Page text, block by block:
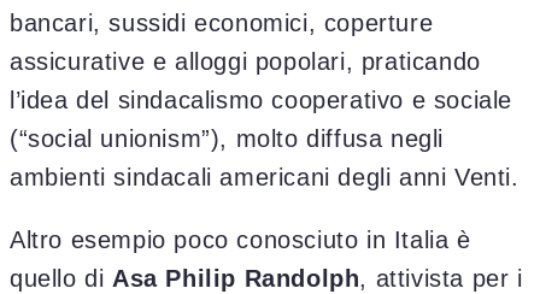
bancari, sussidi economici, coperture
assicurative e alloggi popolari, praticando
l’idea del sindacalismo cooperativo e sociale
(“social unionism”), molto diffusa negli
ambienti sindacali americani degli anni Venti.
Altro esempio poco conosciuto in Italia è
quello di Asa Philip Randolph, attivista per i